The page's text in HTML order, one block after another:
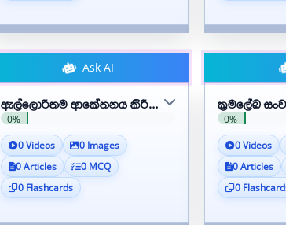
Ask AI
ඇල්ලොරිතම ආකේතනය කිරීම සඳහා විධානාත්මක
0%
0 Videos
0 Images
0 Articles
0 MCQ
0 Flashcards
ක්‍රමලේඛ
0%
0 Videos
0 Articles
0